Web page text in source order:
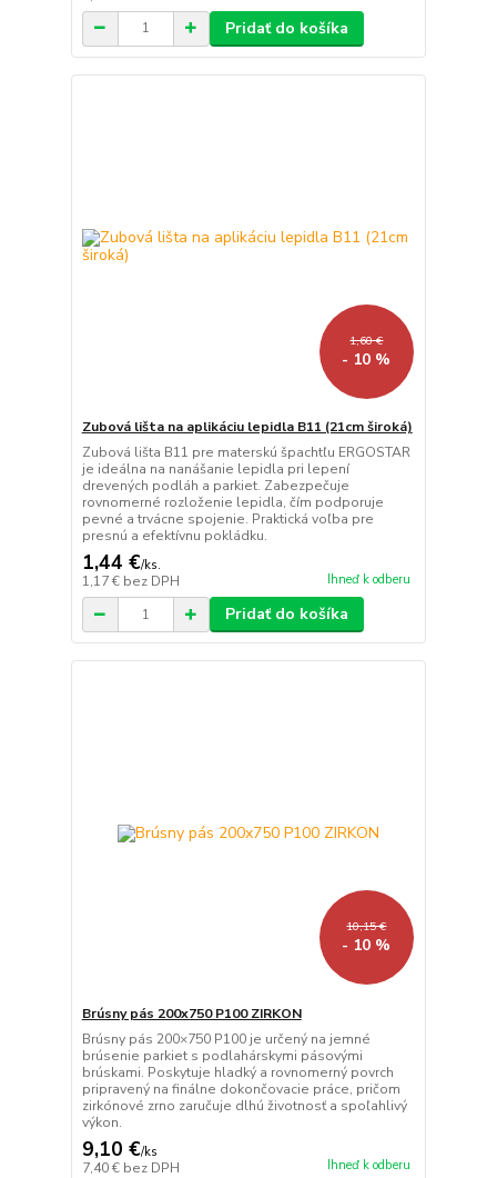
Pridať do košíka
1,60 €
- 10 %
Zubová lišta na aplikáciu lepidla B11 (21cm široká)
Zubová lišta B11 pre materskú špachtľu ERGOSTAR
je ideálna na nanášanie lepidla pri lepení
drevených podláh a parkiet. Zabezpečuje
rovnomerné rozloženie lepidla, čím podporuje
pevné a trvácne spojenie. Praktická voľba pre
presnú a efektívnu pokládku.
1,44 €/ks.
1,17 € bez DPH Ihneď k odberu
Pridať do košíka
10,15 €
- 10 %
Brúsny pás 200x750 P100 ZIRKON
Brúsny pás 200×750 P100 je určený na jemné
brúsenie parkiet s podlahárskymi pásovými
brúskami. Poskytuje hladký a rovnomerný povrch
pripravený na finálne dokončovacie práce, pričom
zirkónové zrno zaručuje dlhú životnosť a spoľahlivý
výkon.
9,10 €/ks
7,40 € bez DPH Ihneď k odberu